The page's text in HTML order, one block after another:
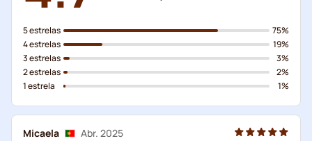
5 estrelas
4 estrelas
3 estrelas
2 estrelas
1 estrela
75%
19%
3%
2%
1%
Micaela
Abr. 2025